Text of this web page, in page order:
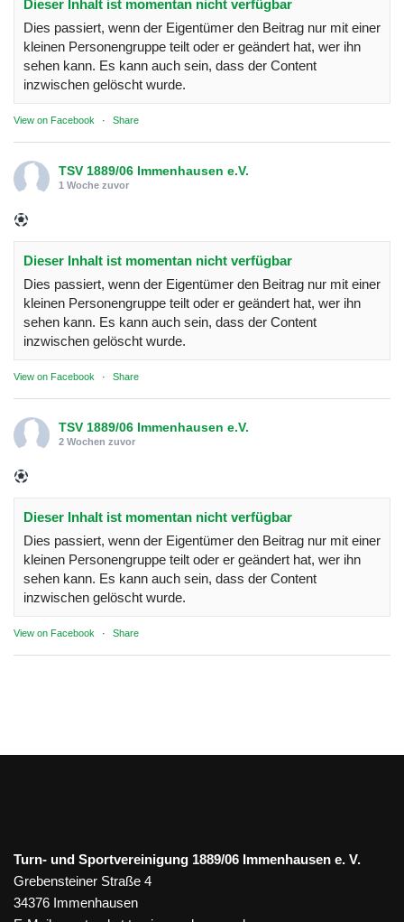
Dieser Inhalt ist momentan nicht verfügbar
Dies passiert, wenn der Eigentümer den Beitrag nur mit einer
kleinen Personengruppe teilt oder er geändert hat, wer ihn
sehen kann. Es kann auch sein, dass der Content
inzwischen gelöscht wurde.
View on Facebook · Share
TSV 1889/06 Immenhausen e.V.
1 Woche zuvor
Dieser Inhalt ist momentan nicht verfügbar
Dies passiert, wenn der Eigentümer den Beitrag nur mit einer
kleinen Personengruppe teilt oder er geändert hat, wer ihn
sehen kann. Es kann auch sein, dass der Content
inzwischen gelöscht wurde.
View on Facebook · Share
TSV 1889/06 Immenhausen e.V.
2 Wochen zuvor
Dieser Inhalt ist momentan nicht verfügbar
Dies passiert, wenn der Eigentümer den Beitrag nur mit einer
kleinen Personengruppe teilt oder er geändert hat, wer ihn
sehen kann. Es kann auch sein, dass der Content
inzwischen gelöscht wurde.
View on Facebook · Share
Turn- und Sportvereinigung 1889/06 Immenhausen e. V.
Grebensteiner Straße 4
34376 Immenhausen